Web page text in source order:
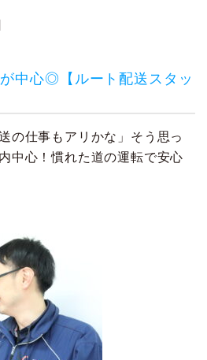
中心◎【ルート配送スタッ
の仕事もアリかな」そう思っ
中心！慣れた道の運転で安心